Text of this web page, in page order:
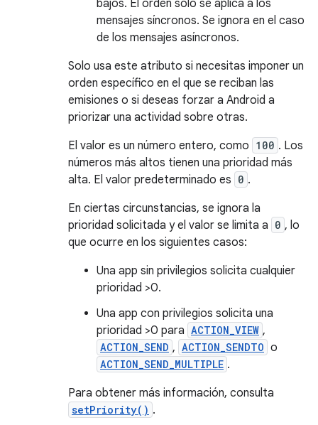
bajos. El orden solo se aplica a los
mensajes síncronos. Se ignora en el caso
de los mensajes asíncronos.
Solo usa este atributo si necesitas imponer un
orden específico en el que se reciban las
emisiones o si deseas forzar a Android a
priorizar una actividad sobre otras.
El valor es un número entero, como 100 . Los
números más altos tienen una prioridad más
alta. El valor predeterminado es 0 .
En ciertas circunstancias, se ignora la
prioridad solicitada y el valor se limita a 0 , lo
que ocurre en los siguientes casos:
Una app sin privilegios solicita cualquier
prioridad >0.
Una app con privilegios solicita una
prioridad >0 para ACTION_VIEW ,
ACTION_SEND , ACTION_SENDTO o
ACTION_SEND_MULTIPLE .
Para obtener más información, consulta
setPriority() .